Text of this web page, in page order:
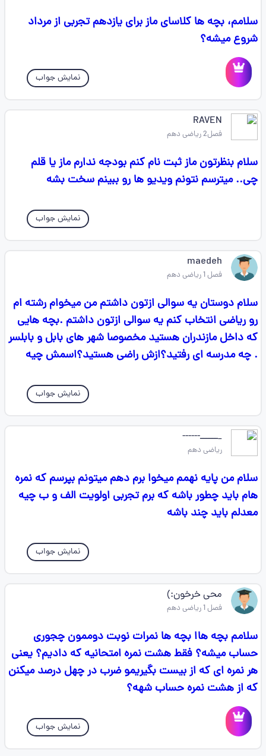
سلامم، بچه ها کلاسای ماز برای یازدهم تجربی از مرداد
شروع میشه؟
نمایش جواب
RAVEN
فصل2 ریاضی دهم
سلام بنظرتون ماز ثبت نام کنم بودجه ندارم ماز یا قلم
چی.. میترسم نتونم ویدیو ها رو ببینم سخت بشه
نمایش جواب
maedeh
فصل 1 ریاضی دهم
سلام دوستان یه سوالی ازتون داشتم من میخوام رشته ام
رو ریاضی انتخاب کنم یه سوالی ازتون داشتم .بچه هایی
که داخل مازندران هستید مخصوصا شهر های بابل و بابلسر
. چه مدرسه ای رفتید؟ازش راضی هستید؟اسمش چیه
نمایش جواب
_ــــــ------
ریاضی دهم
سلام من پایه نهمم میخوا برم دهم میتونم بپرسم که نمره
هام باید چطور باشه که برم تجربی اولویت الف و ب چیه
معدلم باید چند باشه
نمایش جواب
محی خرخون:)
فصل 1 ریاضی دهم
سلامم بچه هاا بچه ها نمرات نوبت دوممون چجوری
حساب میشه؟ فقط هشت نمره امتحانیه که دادیم؟ یعنی
هر نمره ای که از بیست بگیریمو ضرب در چهل درصد میکنن
که از هشت نمره حساب شهه؟
نمایش جواب